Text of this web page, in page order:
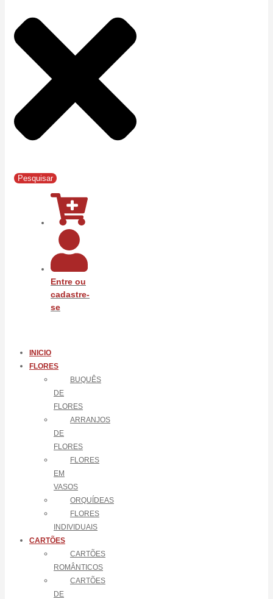
Pesquisar
Entre ou
cadastre-
se
INICIO
FLORES
BUQUÊS
DE
FLORES
ARRANJOS
DE
FLORES
FLORES
EM
VASOS
ORQUÍDEAS
FLORES
INDIVIDUAIS
CARTÕES
CARTÕES
ROMÂNTICOS
CARTÕES
DE